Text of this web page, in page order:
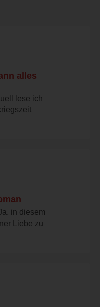
alles
lese ich
in diesem
Liebe zu